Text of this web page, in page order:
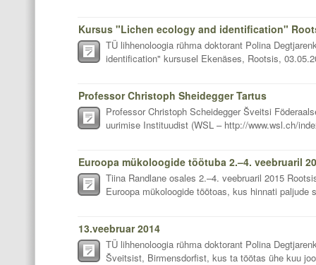
Kursus "Lichen ecology and identification"
TÜ lihhenoloogia rühma doktorant Polina
identification" kursusel Ekenäses, Rootsis,
Professor Christoph Sheidegger Tartus
Professor Christoph Scheidegger Šveitsi
uurimise Instituudist (WSL – http://www.wsl.ch/
Tiina Randlane osales 2.–4. veebruaril 2015
Euroopa mükoloogide töötoas, kus hinnati paljude
13.veebruar 2014
TÜ lihhenoloogia rühma doktorant Polina
Šveitsist, Birmensdorfist, kus ta töötas ühe kuu